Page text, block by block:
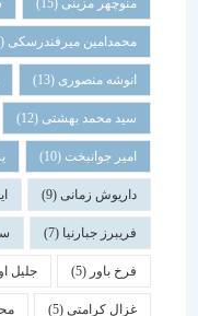
منوچهر مزینی(15)
محمدامین میرفندرسکی(13)
انوشه منصوری(13) محمد
سید محمد بهشتی(12)
امیر جوانبخت(10) یزدان
داریوش زمانی(9) ایرج
فریبرز جبارنیا(7) سیروس
فرخ باور(5) جلیل اولیاء(5)
غزال کرامتی(5) محمد علی